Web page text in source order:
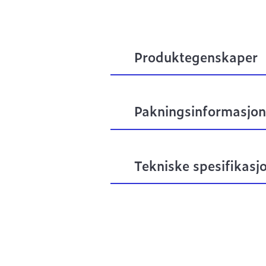
Produktegenskaper
Pakningsinformasjon
Tekniske